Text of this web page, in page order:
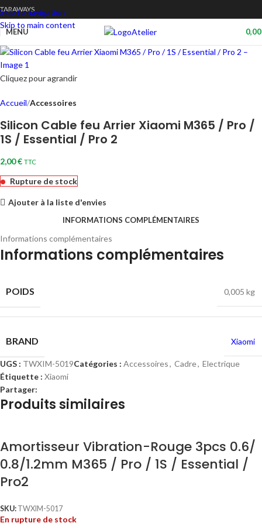
Skip to navigation
Skip to main content
TARAWAYS
MENU Atelier
Cliquez pour agrandir
Accueil Accessoires
Silicon Cable feu Arrier Xiaomi M365 / Pro /
1S / Essential / Pro 2
2,00€ TTC
Rupture de stock
Ajouter à la liste d'envies
INFORMATIONS COMPLÉMENTAIRES
Informations complémentaires
Informations complémentaires
POIDS 0,005 kg
BRAND Xiaomi
UGS : TWXIM-5019Catégories : Accessoires, Cadre, Electrique
Étiquette : Xiaomi
Partager:
Produits similaires
Amortisseur Vibration-Rouge 3pcs 0.6/
0.8/1.2mm M365 / Pro / 1S / Essential /
Pro2
SKU: TWXIM-5017
En rupture de stock